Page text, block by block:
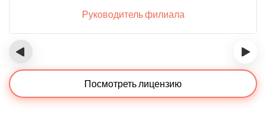
Руководитель филиала
‹ ›
Посмотреть лицензию